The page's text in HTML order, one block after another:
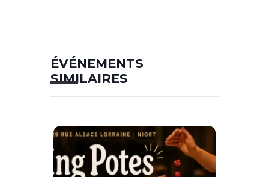
ÉVÉNEMENTS
SIMILAIRES